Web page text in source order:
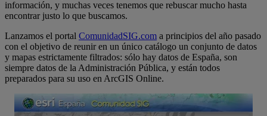
información, y muchas veces tenemos que rebuscar mucho hasta
encontrar justo lo que buscamos.
Lanzamos el portal ComunidadSIG.com a principios del año pasado
con el objetivo de reunir en un único catálogo un conjunto de datos
y mapas estrictamente filtrados: sólo hay datos de España, son
siempre datos de la Administración Pública, y están todos
preparados para su uso en ArcGIS Online.